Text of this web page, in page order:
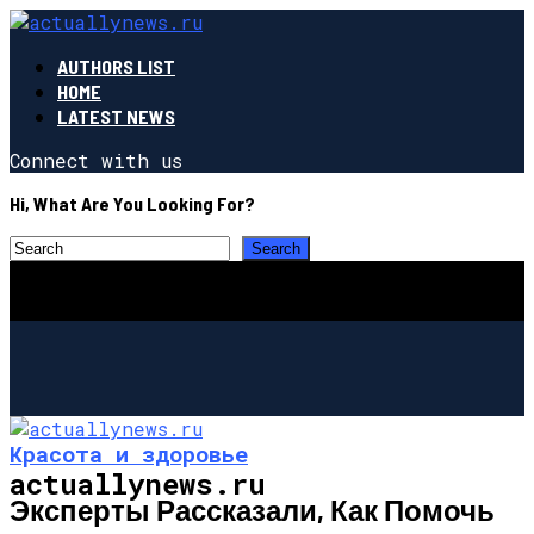
AUTHORS LIST
HOME
LATEST NEWS
Connect with us
Hi, What Are You Looking For?
actuallynews.ru
Красота и здоровье
Эксперты Рассказали, Как Помочь